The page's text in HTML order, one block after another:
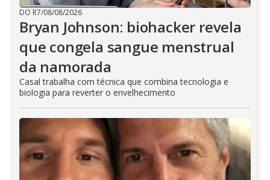
DO R7/08/08/2026
Bryan Johnson: biohacker revela
que congela sangue menstrual
da namorada
Casal trabalha com técnica que combina tecnologia e
biologia para reverter o envelhecimento